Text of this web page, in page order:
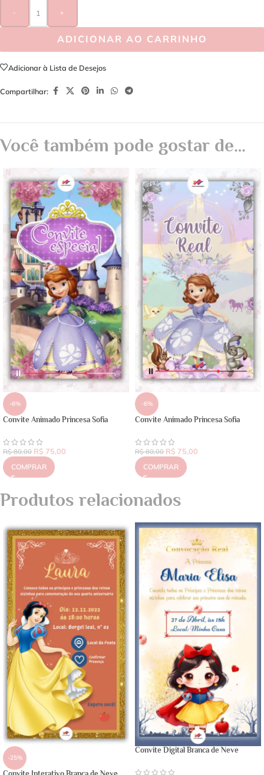
- +
ADICIONAR AO CARRINHO
Adicionar à Lista de Desejos
Compartilhar:
Você também pode gostar de…
-6%
Convite Animado Princesa Sofia
R$80,00 R$ 75,00
COMPRAR
-6%
Convite Animado Princesa Sofia
R$80,00 R$ 75,00
COMPRAR
Produtos relacionados
-25%
Convite Digital Branca de Neve